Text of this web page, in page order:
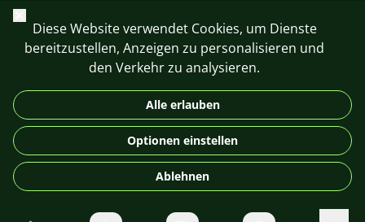
+420 603 449 602
DE
© 2026 For Aquarist
Schließen
Diese Website verwendet Cookies, um Dienste
bereitzustellen, Anzeigen zu personalisieren und
den Verkehr zu analysieren.
Alle erlauben
Optionen einstellen
Ablehnen